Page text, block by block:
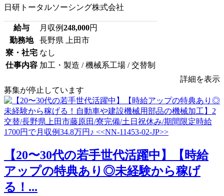
日研トータルソーシング株式会社
給与 月収例248,000円
勤務地
長野県 上田市
寮・社宅 なし
仕事内容 加工・製造 / 機械系工場 / 交替制
詳細を表示
募集が停止しています
【20〜30代の若手世代活躍中】【時給
アップの特典あり◎未経験から稼げ
る！...